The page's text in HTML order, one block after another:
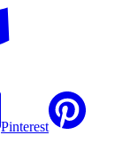
Pinterest